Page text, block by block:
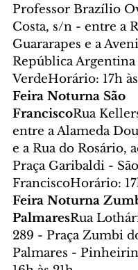
Professor Brazílio
Costa, s/n - entre a
Guararapes e a
República Argentina
VerdeHorário: 17h
Feira Noturna São
FranciscoRua
entre a Alameda
e a Rua do Rosário,
Praça Garibaldi - São
FranciscoHorário:
Feira Noturna
PalmaresRua
289 - Praça Zumbi
Palmares -